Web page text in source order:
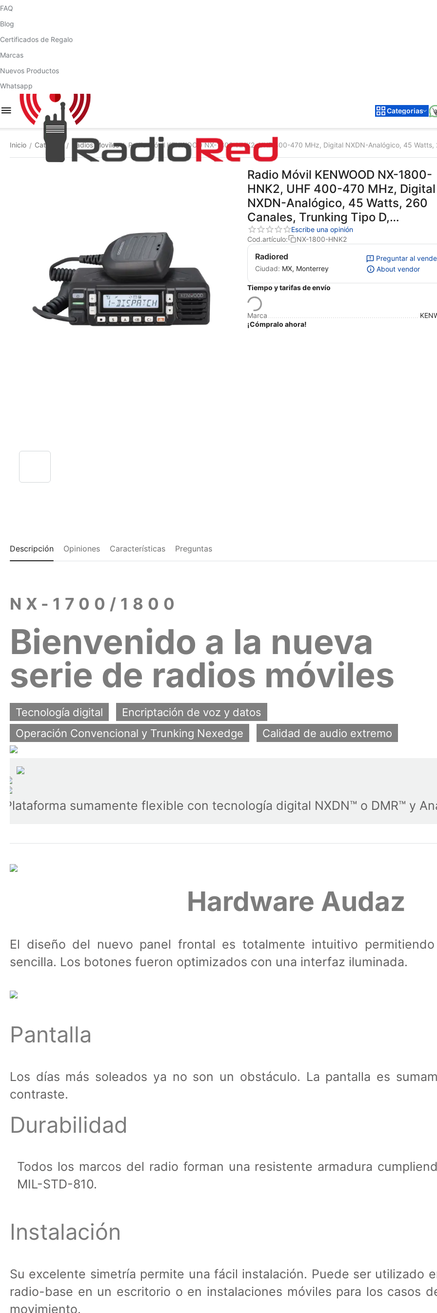
FAQ
Blog
Certificados de Regalo
Marcas
Nuevos Productos
Whatsapp
Categorias
Inicio / Catálogo / Radios Moviles / Radio Móvil KENWOOD NX-1800-HNK2, UHF 400-470 MHz, Digital NXDN-Analógico, 45
Radio Móvil KENWOOD NX-1800-
HNK2, UHF 400-470 MHz, Digital
NXDN-Analógico, 45 Watts, 260
Canales, Trunking Tipo D,
Encriptación, IP54, MIL-STD-810,
GPS. Incluye accesorios de
instalación.
Escribe una opinión
Cod.artículo:
NX-1800-HNK2
Radiored
Ciudad: MX, Monterrey
Preguntar al
About vendor
Tiempo y tarifas de envío
Marca
¡Cómpralo ahora!
Descripción Opiniones Características Preguntas
NX-1700/1800
Bienvenido a la nueva
serie de radios móviles
Tecnología digital
Encriptación de voz y datos
Operación Convencional y Trunking Nexedge
Calidad de audio extremo
Plataforma sumamente flexible con tecnología digital NXDN™ o DMR™ y
Hardware Audaz
El diseño del nuevo panel frontal es totalmente intuitivo permitiendo
sencilla. Los botones fueron optimizados con una interfaz iluminada.
Pantalla
Los días más soleados ya no son un obstáculo. La pantalla es
contraste.
Durabilidad
Todos los marcos del radio forman una resistente armadura
MIL-STD-810.
Instalación
Su excelente simetría permite una fácil instalación. Puede ser utilizado
radio-base en un escritorio o en instalaciones móviles para los casos
movimiento.